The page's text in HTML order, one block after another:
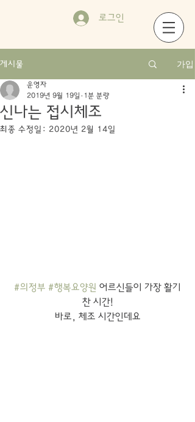
로그인
게시물 가입
신나는 접시체조
운영자
2019년 9월 19일
1분 분량
최종 수정일: 2020년 2월 14일
#의정부 #행복요양원 어르신들이 가장 활기
찬 시간!
바로, 체조 시간인데요